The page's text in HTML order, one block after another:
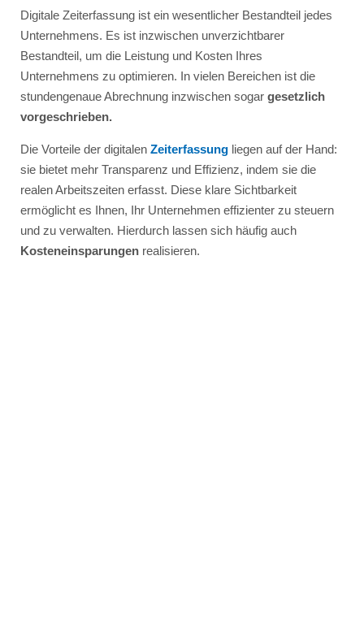
Digitale Zeiterfassung ist ein wesentlicher Bestandteil jedes
Unternehmens. Es ist inzwischen unverzichtbarer
Bestandteil, um die Leistung und Kosten Ihres
Unternehmens zu optimieren. In vielen Bereichen ist die
stundengenaue Abrechnung inzwischen sogar gesetzlich
vorgeschrieben.
Die Vorteile der digitalen Zeiterfassungliegen auf der Hand:
sie bietet mehr Transparenz und Effizienz, indem sie die
realen Arbeitszeiten erfasst. Diese klare Sichtbarkeit
ermöglicht es Ihnen, Ihr Unternehmen effizienter zu steuern
und zu verwalten. Hierdurch lassen sich häufig auch
Kosteneinsparungenrealisieren.